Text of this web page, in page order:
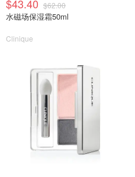
$43.40 $62.00
水磁场保湿霜50ml
Clinique